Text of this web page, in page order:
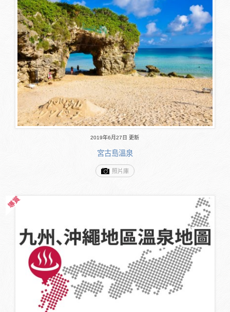
2019年6月27日 更新
宮古島溫泉
照片庫